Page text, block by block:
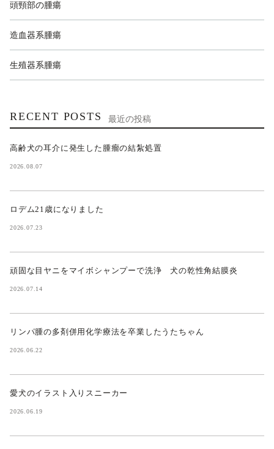
頭頸部の腫瘍
造血器系腫瘍
生殖器系腫瘍
RECENT POSTS 最近の投稿
高齢犬の耳介に発生した腫瘤の結紮処置
2026.08.07
ロデム21歳になりました
2026.07.23
頑固な目ヤニをマイボシャンプーで洗浄 犬の乾性角結膜炎
2026.07.14
リンパ腫の多剤併用化学療法を卒業したうたちゃん
2026.06.22
愛犬のイラスト入りスニーカー
2026.06.19